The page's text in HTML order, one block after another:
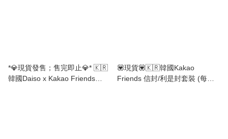
*💎現貨發售；售完即止💎* 🇰🇷
韓國Daiso x Kakao Friends
💟現貨💟🇰🇷韓國Kakao
Friends 信封/利是封套裝 (每套8